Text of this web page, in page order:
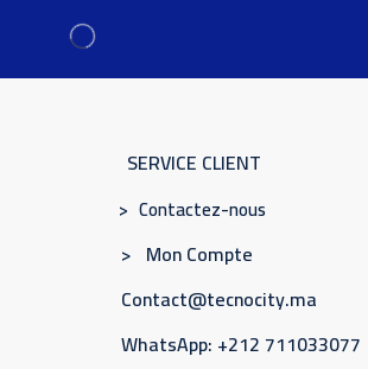
SERVICE CLIENT
> Contactez-nous
> Mon Compte
Contact@tecnocity.ma
WhatsApp: +212 711033077